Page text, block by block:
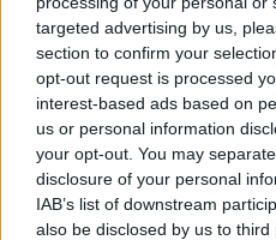
targeted advertising by us,
section to confirm your
opt-out request is processed
interest-based ads based on
us or personal information
your opt-out. You may
disclosure of your personal
IAB’s list of downstream
also be disclosed by us to third
ΖΩΗ 01/04/2026 06:57
Ο Άρνολντ
διδακτορικό στο
του στον πολιτισμό